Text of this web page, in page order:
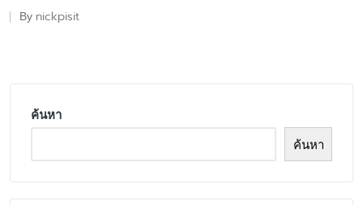
Posted
By nickpisit
ค้นหา
ค้นหา